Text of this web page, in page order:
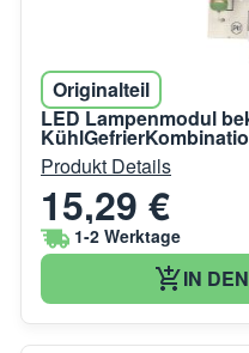
Originalteil
LED Lampenmodul
Produkt Details
15,29 €
1-2 Werktage
IN